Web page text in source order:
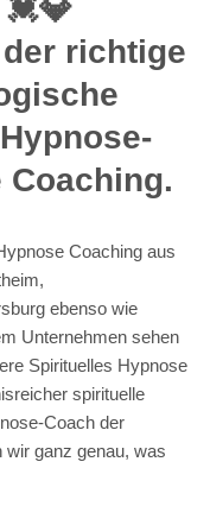
richtige
Coaching.
Coaching aus
ebenso wie
Unternehmen sehen
Spirituelles Hypnose
spirituelle
Coach der
ganz genau, was